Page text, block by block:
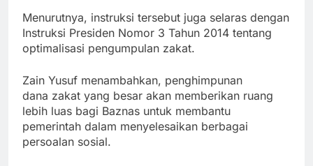
Menurutnya, instruksi tersebut juga selaras dengan
Instruksi Presiden Nomor 3 Tahun 2014 tentang
optimalisasi pengumpulan zakat.
Zain Yusuf menambahkan, penghimpunan
dana zakat yang besar akan memberikan ruang
lebih luas bagi Baznas untuk membantu
pemerintah dalam menyelesaikan berbagai
persoalan sosial.